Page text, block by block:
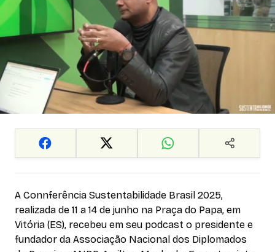
A Connferência Sustentabilidade Brasil 2025,
realizada de 11 a 14 de junho na Praça do Papa, em
Vitória (ES), recebeu em seu podcast o presidente e
fundador da Associação Nacional dos Diplomados